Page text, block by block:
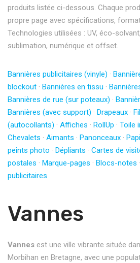
produits listée ci-dessous. Chaque
propre page avec spécifications,
Technologies utilisées : UV, éco-
sublimation, numérique et offset.
Bannières publicitaires (vinyle) ·
blockout · Bannières en tissu ·
Bannières de rue (sur poteaux) ·
Bannières (avec support) · Drapeaux ·
(autocollants) · Affiches · RollUp · Toile
Chevalets · Aimants · Panonceaux ·
peints photo · Dépliants · Cartes de
postales · Marque-pages · Blocs-notes ·
publicitaires
Vannes
Vannes est une ville vibrante située
Morbihan en Bretagne, avec une